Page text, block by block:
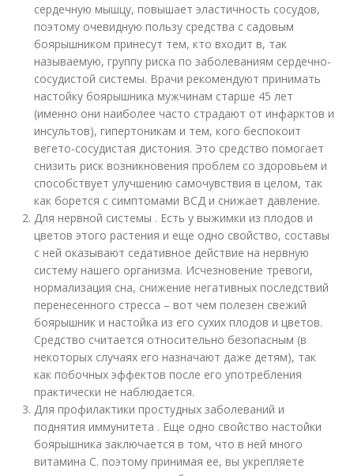
сердечную мышцу, повышает эластичность сосудов,
поэтому очевидную пользу средства с садовым
боярышником принесут тем, кто входит в, так
называемую, группу риска по заболеваниям сердечно-
сосудистой системы. Врачи рекомендуют принимать
настойку боярышника мужчинам старше 45 лет
(именно они наиболее часто страдают от инфарктов и
инсультов), гипертоникам и тем, кого беспокоит
вегето-сосудистая дистония. Это средство помогает
снизить риск возникновения проблем со здоровьем и
способствует улучшению самочувствия в целом, так
как борется с симптомами ВСД и снижает давление.
Для нервной системы . Есть у выжимки из плодов и
цветов этого растения и еще одно свойство, составы
с ней оказывают седативное действие на нервную
систему нашего организма. Исчезновение тревоги,
нормализация сна, снижение негативных последствий
перенесенного стресса – вот чем полезен свежий
боярышник и настойка из его сухих плодов и цветов.
Средство считается относительно безопасным (в
некоторых случаях его назначают даже детям), так
как побочных эффектов после его употребления
практически не наблюдается.
Для профилактики простудных заболеваний и
поднятия иммунитета . Еще одно свойство настойки
боярышника заключается в том, что в ней много
витамина С. поэтому принимая ее, вы укрепляете